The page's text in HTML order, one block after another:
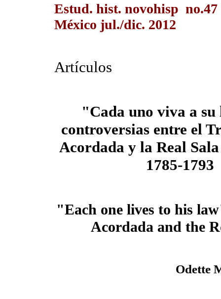
Estud. hist. novohisp
México jul./dic. 2012
Artículos
"Cada uno viva a
controversias entre el
Acordada y la Real
1785-1793
"Each one lives to his
Acordada and the
Odette